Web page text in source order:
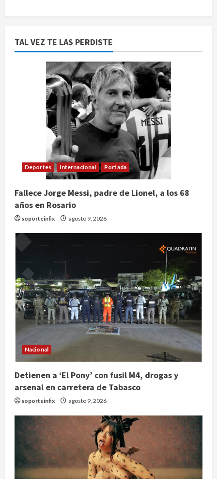
TAL VEZ TE LAS PERDISTE
Deportes Internacional Portada
Fallece Jorge Messi, padre de Lionel, a los 68
años en Rosario
soporteinfix agosto 9, 2026
Nacional
Detienen a ‘El Pony’ con fusil M4, drogas y
arsenal en carretera de Tabasco
soporteinfix agosto 9, 2026